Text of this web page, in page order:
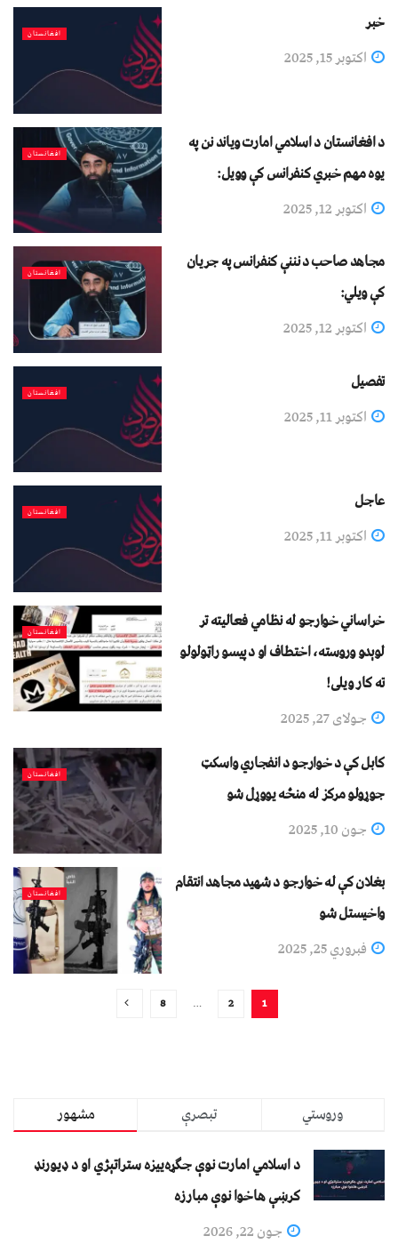
افغانستان
خبر
اکتوبر 15, 2025
افغانستان
د افغانستان د اسلامي امارت ویاند نن په
یوه مهم خبري کنفرانس کې وویل:
اکتوبر 12, 2025
افغانستان
مجاهد صاحب د نننې کنفرانس په جریان
کې ویلي:
اکتوبر 12, 2025
افغانستان
تفصیل
اکتوبر 11, 2025
افغانستان
عاجل
اکتوبر 11, 2025
افغانستان
خراساني خوارجو له نظامي فعالیته تر
لوېدو وروسته، اختطاف او د پیسو راټولولو
ته کار ویلی!
جولای 27, 2025
افغانستان
کابل کې د خوارجو د انفجاري واسکټ
جوړولو مرکز له منځه یووړل شو
جون 10, 2025
افغانستان
بغلان کې له خوارجو د شهید مجاهد انتقام
واخیستل شو
فبروري 25, 2025
1
2
…
8
مشهور تبصرې
وروستي
د اسلامي امارت نوې جګړه‌ییزه ستراتېژي او د ډیورنډ
کرښې هاخوا نوې مبارزه
جون 22, 2026